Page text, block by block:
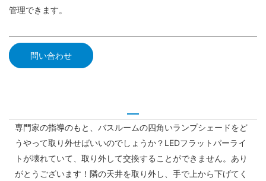
管理できます。
問い合わせ
専門家の指導のもと、バスルームの四角いランプシェードをど
うやって取り外せばいいのでしょうか？LEDフラットパーライ
トが壊れていて、取り外して交換することができません。あり
がとうございます！隣の天井を取り外し、手で上から下げてく